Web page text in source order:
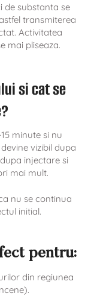
de substanta se
transmiterea
Activitatea
mai pliseaza.
si cat se
minute si nu
vizibil dupa
injectare si
mai mult.
nu se continua
initial.
pentru:
din regiunea